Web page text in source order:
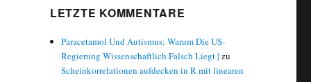
LETZTE KOMMENTARE
Paracetamol Und Autismus: Warum Die US-
Regierung Wissenschaftlich Falsch Liegt | zu
Scheinkorrelationen aufdecken in R mit linearen